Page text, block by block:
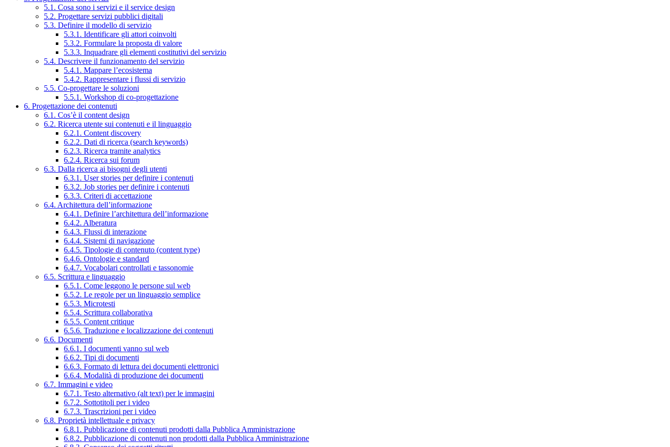
5.1. Cosa sono i servizi e il service design
5.2. Progettare servizi pubblici digitali
5.3. Definire il modello di servizio
5.3.1. Identificare gli attori coinvolti
5.3.2. Formulare la proposta di valore
5.3.3. Inquadrare gli elementi costitutivi del servizio
5.4. Descrivere il funzionamento del servizio
5.4.1. Mappare l’ecosistema
5.4.2. Rappresentare i flussi di servizio
5.5. Co-progettare le soluzioni
5.5.1. Workshop di co-progettazione
6. Progettazione dei contenuti
6.1. Cos’è il content design
6.2. Ricerca utente sui contenuti e il linguaggio
6.2.1. Content discovery
6.2.2. Dati di ricerca (search keywords)
6.2.3. Ricerca tramite analytics
6.2.4. Ricerca sui forum
6.3. Dalla ricerca ai bisogni degli utenti
6.3.1. User stories per definire i contenuti
6.3.2. Job stories per definire i contenuti
6.3.3. Criteri di accettazione
6.4. Architettura dell’informazione
6.4.1. Definire l’architettura dell’informazione
6.4.2. Alberatura
6.4.3. Flussi di interazione
6.4.4. Sistemi di navigazione
6.4.5. Tipologie di contenuto (content type)
6.4.6. Ontologie e standard
6.4.7. Vocabolari controllati e tassonomie
6.5. Scrittura e linguaggio
6.5.1. Come leggono le persone sul web
6.5.2. Le regole per un linguaggio semplice
6.5.3. Microtesti
6.5.4. Scrittura collaborativa
6.5.5. Content critique
6.5.6. Traduzione e localizzazione dei contenuti
6.6. Documenti
6.6.1. I documenti vanno sul web
6.6.2. Tipi di documenti
6.6.3. Formato di lettura dei documenti elettronici
6.6.4. Modalità di produzione dei documenti
6.7. Immagini e video
6.7.1. Testo alternativo (alt text) per le immagini
6.7.2. Sottotitoli per i video
6.7.3. Trascrizioni per i video
6.8. Proprietà intellettuale e privacy
6.8.1. Pubblicazione di contenuti prodotti dalla Pubblica Amministrazione
6.8.2. Pubblicazione di contenuti non prodotti dalla Pubblica Amministrazione